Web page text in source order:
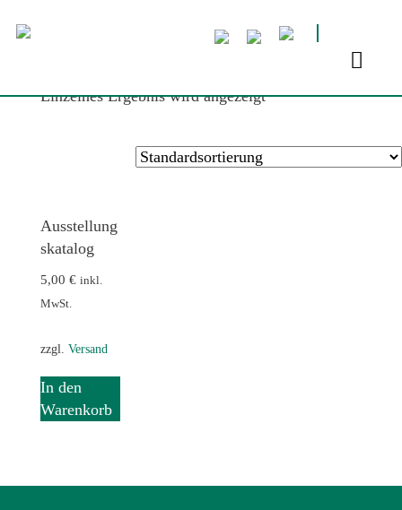
Produkte verschlagwortet mit
Einzelnes Ergebnis wird angezeigt
Ausstellung
skatalog
5,00 € inkl.
MwSt.
zzgl. Versand
In den
Warenkorb